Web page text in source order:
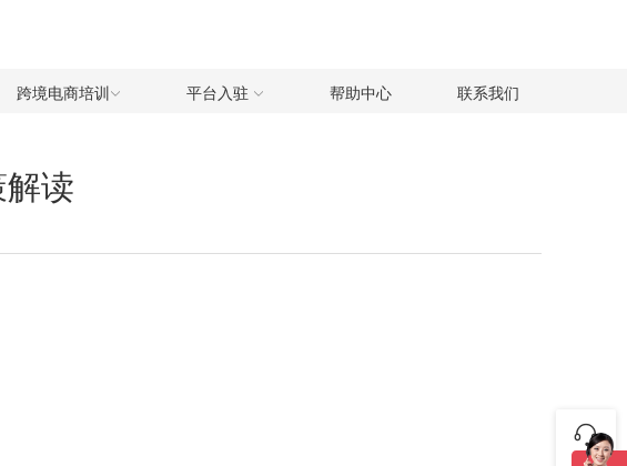
跨境电商培训 平台入驻 帮助中心 联系我们
读
咨询